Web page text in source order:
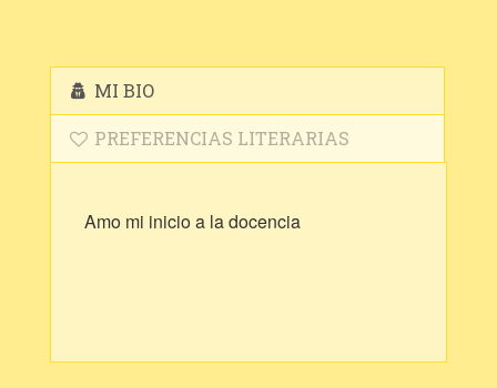
MI BIO
PREFERENCIAS LITERARIAS
Amo mi inicio a la docencia